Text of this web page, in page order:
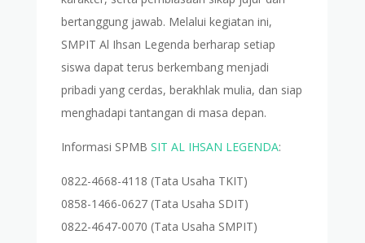
bertanggung jawab. Melalui kegiatan ini,
SMPIT Al Ihsan Legenda berharap setiap
siswa dapat terus berkembang menjadi
pribadi yang cerdas, berakhlak mulia, dan siap
menghadapi tantangan di masa depan.
Informasi SPMB SIT AL IHSAN LEGENDA:
0822-4668-4118 (Tata Usaha TKIT)
0858-1466-0627 (Tata Usaha SDIT)
0822-4647-0070 (Tata Usaha SMPIT)